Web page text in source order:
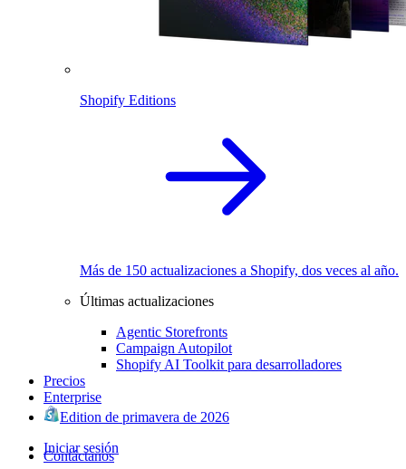
Shopify Editions
Más de 150 actualizaciones a Shopify, dos veces al año.
Últimas actualizaciones
Agentic Storefronts
Campaign Autopilot
Shopify AI Toolkit para desarrolladores
Precios
Enterprise
Edition de primavera de 2026
Iniciar sesión
Contáctanos